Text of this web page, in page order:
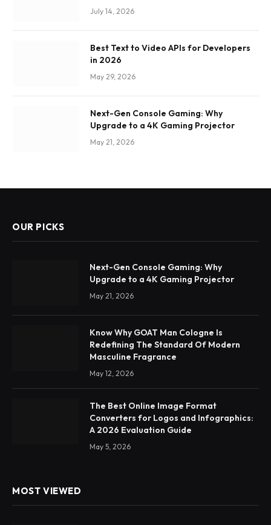
July 14, 2026
Best Text to Video APIs for Developers
in 2026
May 29, 2026
Next-Gen Console Gaming: Why
Upgrade to a 4K Gaming Projector
May 21, 2026
OUR PICKS
Next-Gen Console Gaming: Why
Upgrade to a 4K Gaming Projector
May 21, 2026
Know Why GOAT Man Cologne Is
Redefining The Standard Of Modern
Masculine Fragrance
May 12, 2026
The Best Online Image Format
Converters for Logos and Infographics:
A 2026 Evaluation Guide
May 5, 2026
MOST VIEWED